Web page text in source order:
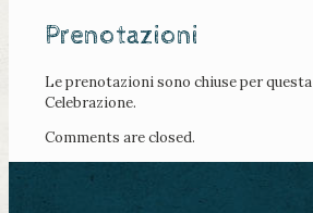
Prenotazioni
Le prenotazioni sono chiuse per questa
Celebrazione.
Comments are closed.